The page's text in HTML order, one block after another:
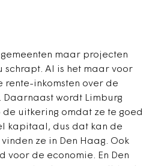
maar projecten
schrapt. Al is het maar voor
rente-inkomsten over de
Daarnaast wordt Limburg
uitkering omdat ze te goed
kapitaal, dus dat kan de
ze in Den Haag. Ook
voor de economie. En Den